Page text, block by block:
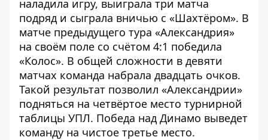
наладила игру, выиграла три матча
подряд и сыграла вничью с «Шахтёром». В
матче предыдущего тура «Александрия»
на своём поле со счётом 4:1 победила
«Колос». В общей сложности в девяти
матчах команда набрала двадцать очков.
Такой результат позволил «Александрии»
подняться на четвёртое место турнирной
таблицы УПЛ. Победа над Динамо выведет
команду на чистое третье место.